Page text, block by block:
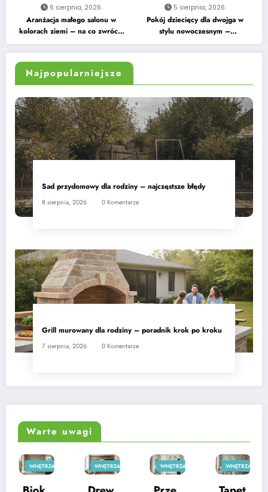
6 sierpnia, 2026
Aranżacja małego salonu w
kolorach ziemi – na co zwrócić
uwagę
5 sierpnia, 2026
Pokój dziecięcy dla dwojga w
stylu nowoczesnym –
praktyczne wskazówki
Najpopularniejsze
Sad przydomowy dla rodziny – najczęstsze błędy
8 sierpnia, 2026 0 Komentarze
Grill murowany dla rodziny – poradnik krok po kroku
7 sierpnia, 2026 0 Komentarze
Warte uwagi
WNĘTRZA WNĘTRZA WNĘTRZA WNĘTRZA